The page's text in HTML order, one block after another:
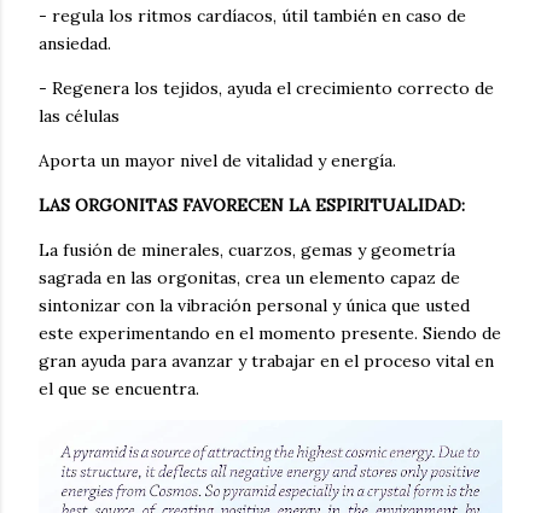
- regula los ritmos cardíacos, útil también en caso de
ansiedad.
- Regenera los tejidos, ayuda el crecimiento correcto de
las células
Aporta un mayor nivel de vitalidad y energía.
LAS ORGONITAS FAVORECEN LA ESPIRITUALIDAD:
La fusión de minerales, cuarzos, gemas y geometría
sagrada en las orgonitas, crea un elemento capaz de
sintonizar con la vibración personal y única que usted
este experimentando en el momento presente. Siendo de
gran ayuda para avanzar y trabajar en el proceso vital en
el que se encuentra.